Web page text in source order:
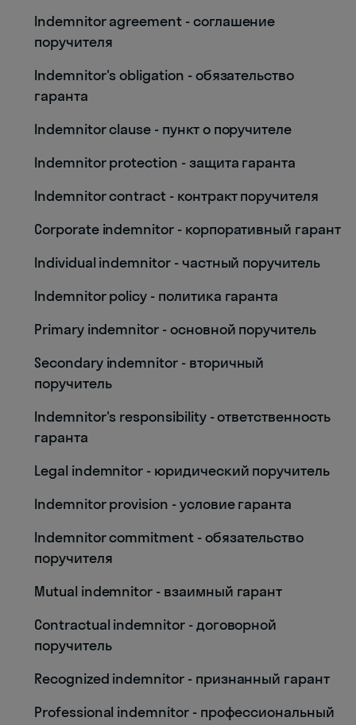
Indemnitor agreement - соглашение
поручителя
Indemnitor's obligation - обязательство
гаранта
Indemnitor clause - пункт о поручителе
Indemnitor protection - защита гаранта
Indemnitor contract - контракт поручителя
Corporate indemnitor - корпоративный гарант
Individual indemnitor - частный поручитель
Indemnitor policy - политика гаранта
Primary indemnitor - основной поручитель
Secondary indemnitor - вторичный
поручитель
Indemnitor's responsibility - ответственность
гаранта
Legal indemnitor - юридический поручитель
Indemnitor provision - условие гаранта
Indemnitor commitment - обязательство
поручителя
Mutual indemnitor - взаимный гарант
Contractual indemnitor - договорной
поручитель
Recognized indemnitor - признанный гарант
Professional indemnitor - профессиональный